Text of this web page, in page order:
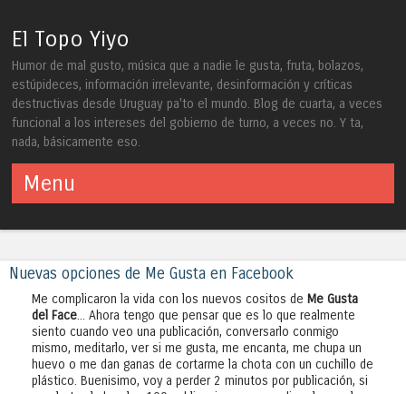
El Topo Yiyo
Humor de mal gusto, música que a nadie le gusta, fruta, bolazos,
estúpideces, información irrelevante, desinformación y críticas
destructivas desde Uruguay pa'to el mundo. Blog de cuarta, a veces
funcional a los intereses del gobierno de turno, a veces no. Y ta,
nada, básicamente eso.
Menu
Nuevas opciones de Me Gusta en Facebook
Me complicaron la vida con los nuevos cositos de Me Gusta
del Face... Ahora tengo que pensar que es lo que realmente
siento cuando veo una publicación, conversarlo conmigo
mismo, meditarlo, ver si me gusta, me encanta, me chupa un
huevo o me dan ganas de cortarme la chota con un cuchillo de
plástico. Buenisimo, voy a perder 2 minutos por publicación, si